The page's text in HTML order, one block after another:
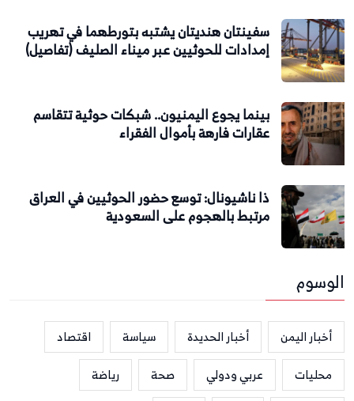
سفينتان هنديتان يشتبه بتورطهما في تهريب
إمدادات للحوثيين عبر ميناء الصليف (تفاصيل)
بينما يجوع اليمنيون.. شبكات حوثية تتقاسم
عقارات فارهة بأموال الفقراء
ذا ناشيونال: توسع حضور الحوثيين في العراق
مرتبط بالهجوم على السعودية
الوسوم
أخبار اليمن أخبار الحديدة سياسة
اقتصاد
محليات
عربي ودولي صحة
رياضة